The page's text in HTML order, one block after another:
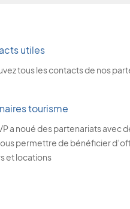
utiles
tous les contacts de nos
tourisme
a noué des partenariats avec
permettre de bénéficier
et locations